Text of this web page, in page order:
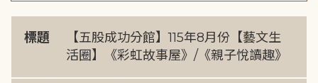
標題
【五股成功分館】115年8月份【藝文生
活圈】《彩虹故事屋》/《親子悅讀趣》